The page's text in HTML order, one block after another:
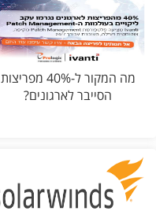
מה המקור ל-40% מפריצות
הסייבר לארגונים?